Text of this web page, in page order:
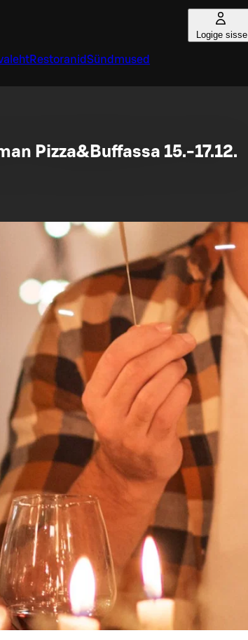
Logige sisse
RestoranidSündmused
Pizza&Buffassa 15.-17.12.